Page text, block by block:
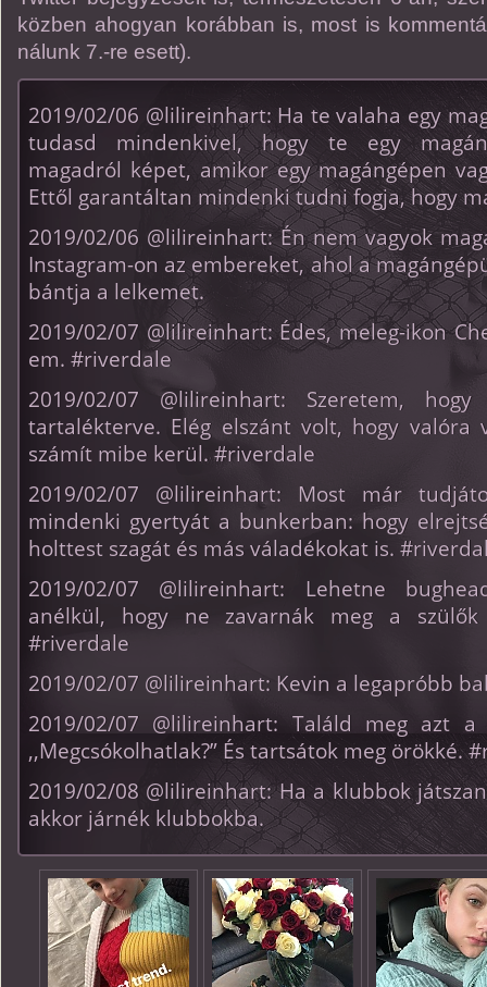
közben ahogyan korábban is, most is
nálunk 7.-re esett).
2019/02/06 @lilireinhart: Ha te valaha egy
tudasd mindenkivel, hogy te egy
magadról képet, amikor egy magángépen
Ettől garantáltan mindenki tudni fogja, hogy
2019/02/06 @lilireinhart: Én nem vagyok
Instagram-on az embereket, ahol a
bántja a lelkemet.
2019/02/07 @lilireinhart: Édes, meleg-ikon
em. #riverdale
2019/02/07 @lilireinhart: Szeretem,
tartalékterve. Elég elszánt volt, hogy valóra
számít mibe kerül. #riverdale
2019/02/07 @lilireinhart: Most már
mindenki gyertyát a bunkerban: hogy
holttest szagát és más váladékokat is.
2019/02/07 @lilireinhart: Lehetne
anélkül, hogy ne zavarnák meg a szülők
#riverdale
2019/02/07 @lilireinhart: Kevin a legapróbb
2019/02/07 @lilireinhart: Találd meg azt
,,Megcsókolhatlak?” És tartsátok meg örökké.
2019/02/08 @lilireinhart: Ha a klubbok
akkor járnék klubbokba.